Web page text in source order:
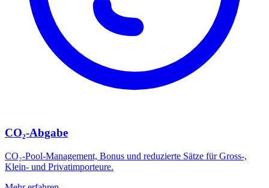
CO₂-Abgabe
CO₂-Pool-Management, Bonus und reduzierte Sätze für Gross-,
Klein- und Privatimporteure.